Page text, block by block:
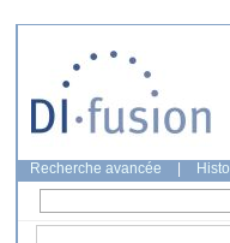
Recherche avancée